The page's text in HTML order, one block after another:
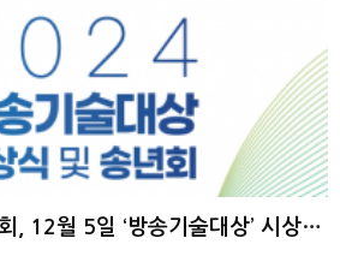
한국방송기술인연합회, 12월 5일 ‘방송기술대상’ 시상식 개최 예정